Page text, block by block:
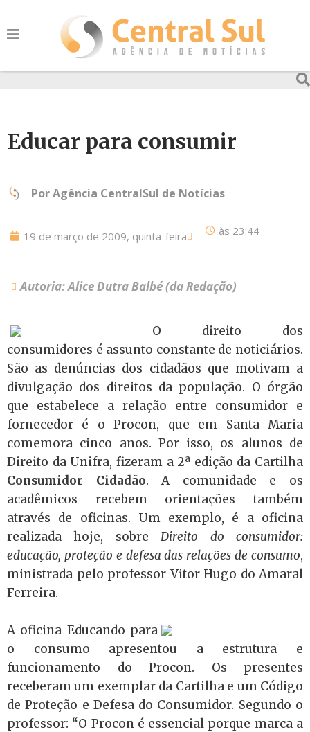
Educar para consumir
PorAgência CentralSul de Notícias
19 de março de 2009, quinta-feira às 23:44
Autoria: Alice Dutra Balbé (da Redação)
O direito dos
consumidores é assunto constante de noticiários.
São as denúncias dos cidadãos que motivam a
divulgação dos direitos da população. O órgão
que estabelece a relação entre consumidor e
fornecedor é o Procon, que em Santa Maria
comemora cinco anos. Por isso, os alunos de
Direito da Unifra, fizeram a 2ª edição da Cartilha
Consumidor Cidadão. A comunidade e os
acadêmicos recebem orientações também
através de oficinas. Um exemplo, é a oficina
realizada hoje, sobreDireito do consumidor:
educação, proteção e defesa das relações de consumo,
ministrada pelo professor Vitor Hugo do Amaral
Ferreira.
A oficina Educando para
o consumo apresentou a estrutura e
funcionamento do Procon. Os presentes
receberam um exemplar da Cartilha e um Código
de Proteção e Defesa do Consumidor. Segundo o
professor: “O Procon é essencial porque marca a